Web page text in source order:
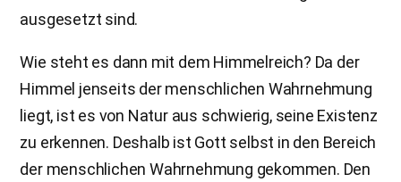
ausgesetzt sind.
Wie steht es dann mit dem Himmelreich? Da der
Himmel jenseits der menschlichen Wahrnehmung
liegt, ist es von Natur aus schwierig, seine Existenz
zu erkennen. Deshalb ist Gott selbst in den Bereich
der menschlichen Wahrnehmung gekommen. Den